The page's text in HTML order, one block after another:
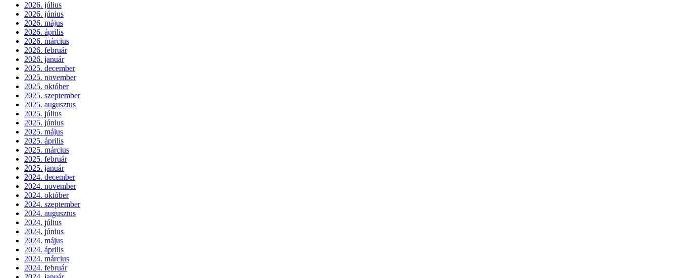
2026. július
2026. június
2026. május
2026. április
2026. március
2026. február
2026. január
2025. december
2025. november
2025. október
2025. szeptember
2025. augusztus
2025. július
2025. június
2025. május
2025. április
2025. március
2025. február
2025. január
2024. december
2024. november
2024. október
2024. szeptember
2024. augusztus
2024. július
2024. június
2024. május
2024. április
2024. március
2024. február